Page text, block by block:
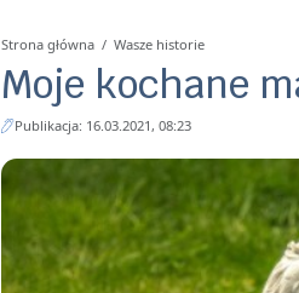
Strona główna / Wasze historie
Moje kochane
Publikacja: 16.03.2021, 08:23